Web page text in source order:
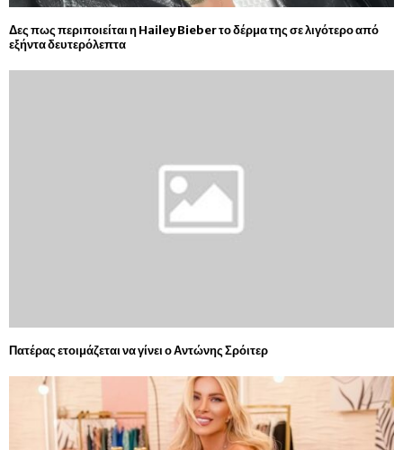
Δες πως περιποιείται η Hailey Bieber το δέρμα της σε λιγότερο από
εξήντα δευτερόλεπτα
Πατέρας ετοιμάζεται να γίνει ο Αντώνης Σρόιτερ